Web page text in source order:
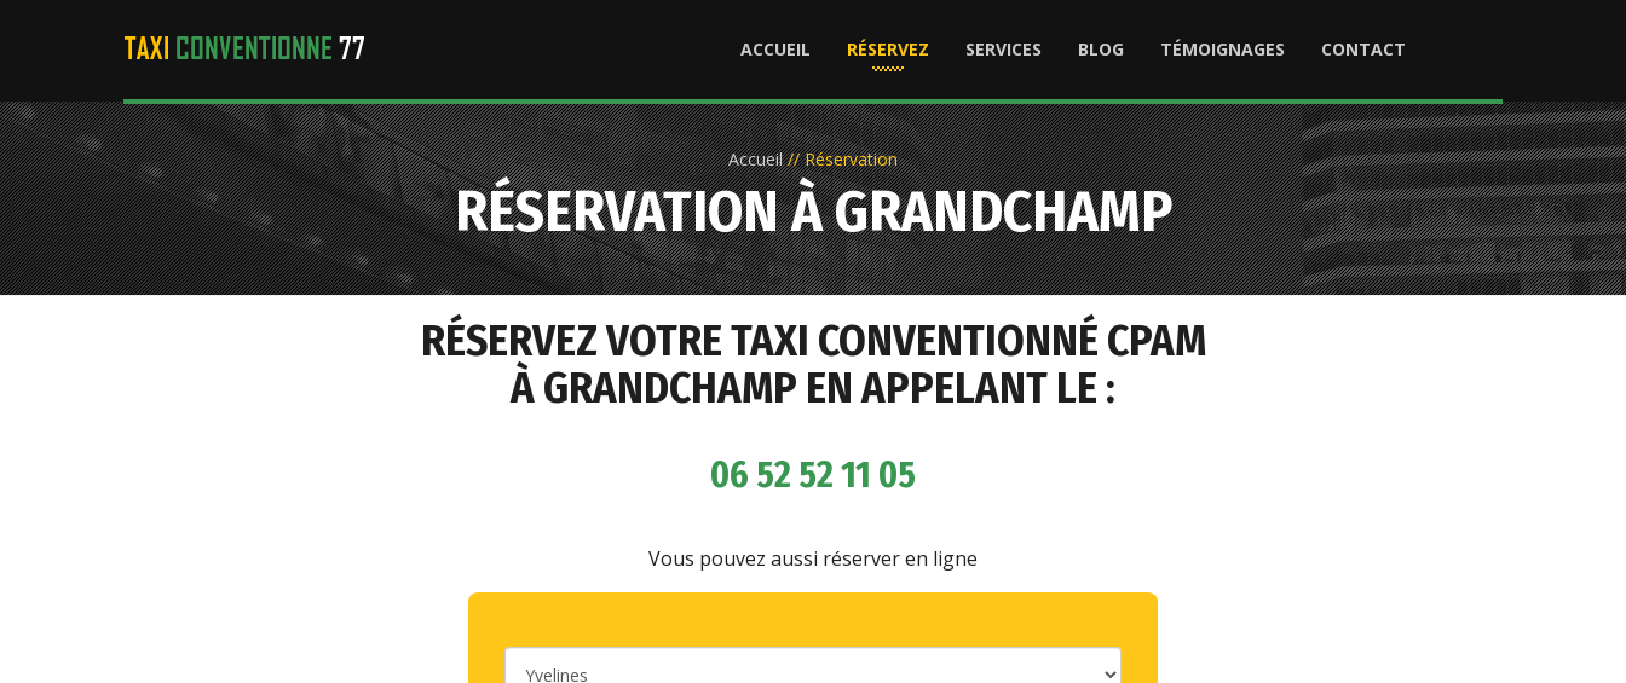
ACCUEIL RÉSERVEZ SERVICES BLOG TÉMOIGNAGES CONTACT
Accueil // Réservation
RÉSERVATION À GRANDCHAMP
RÉSERVEZ VOTRE TAXI CONVENTIONNÉ CPAM
À GRANDCHAMP EN APPELANT LE :
06 52 52 11 05
Vous pouvez aussi réserver en ligne